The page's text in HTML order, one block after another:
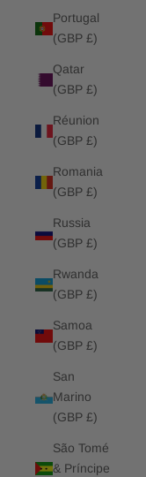
Portugal
(GBP £)
Qatar
(GBP £)
Réunion
(GBP £)
Romania
(GBP £)
Russia
(GBP £)
Rwanda
(GBP £)
Samoa
(GBP £)
San
Marino
(GBP £)
São Tomé
& Príncipe